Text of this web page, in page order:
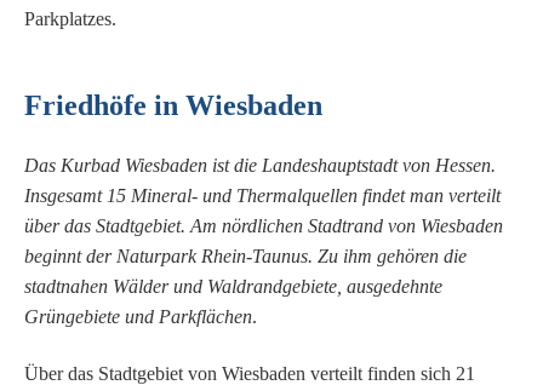
Parkplatzes.
Friedhöfe in Wiesbaden
Das Kurbad Wiesbaden ist die Landeshauptstadt von Hessen.
Insgesamt 15 Mineral- und Thermalquellen findet man verteilt
über das Stadtgebiet. Am nördlichen Stadtrand von Wiesbaden
beginnt der Naturpark Rhein-Taunus. Zu ihm gehören die
stadtnahen Wälder und Waldrandgebiete, ausgedehnte
Grüngebiete und Parkflächen.
Über das Stadtgebiet von Wiesbaden verteilt finden sich 21